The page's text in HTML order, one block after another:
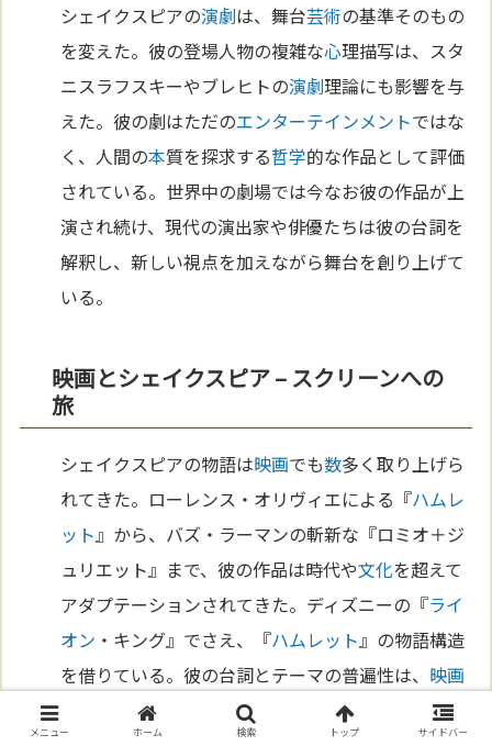
シェイクスピアの演劇は、舞台芸術の基準そのもの
を変えた。彼の登場人物の複雑な心理描写は、スタ
ニスラフスキーやブレヒトの演劇理論にも影響を与
えた。彼の劇はただのエンターテインメントではな
く、人間の本質を探求する哲学的な作品として評価
されている。世界中の劇場では今なお彼の作品が上
演され続け、現代の演出家や俳優たちは彼の台詞を
解釈し、新しい視点を加えながら舞台を創り上げて
いる。
映画とシェイクスピア – スクリーンへの
旅
シェイクスピアの物語は映画でも数多く取り上げら
れてきた。ローレンス・オリヴィエによる『ハムレ
ット 』から、バズ・ラーマンの斬新な『ロミオ＋ジ
ュリエット』まで、彼の作品は時代や文化を超えて
アダプテーションされてきた。ディズニーの『ライ
オン ・キング』でさえ、『ハムレット 』の物語構造
を借りている。彼の台詞とテーマの普遍性は、 映画
無限の可能性を提供し、観客に新たな体験を
メニュー ホーム 検索 トップ サイドバー